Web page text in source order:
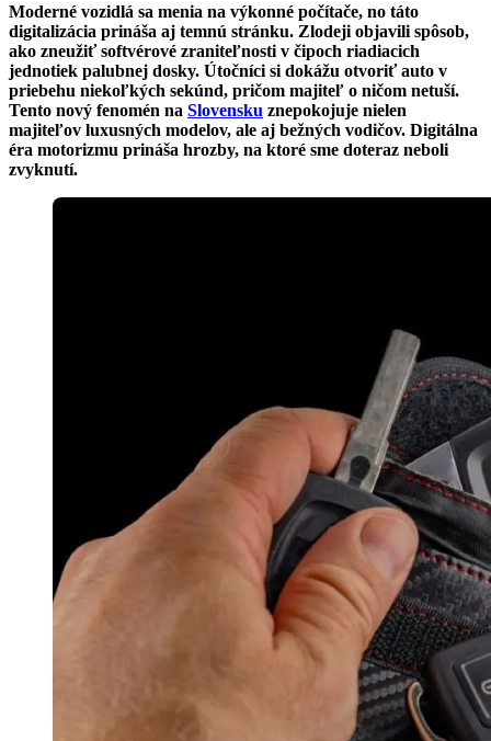
Moderné vozidlá sa menia na výkonné počítače, no táto
digitalizácia prináša aj temnú stránku. Zlodeji objavili spôsob,
ako zneužiť softvérové zraniteľnosti v čipoch riadiacich
jednotiek palubnej dosky. Útočníci si dokážu otvoriť auto v
priebehu niekoľkých sekúnd, pričom majiteľ o ničom netuší.
Tento nový fenomén na Slovensku znepokojuje nielen
majiteľov luxusných modelov, ale aj bežných vodičov. Digitálna
éra motorizmu prináša hrozby, na ktoré sme doteraz neboli
zvyknutí.